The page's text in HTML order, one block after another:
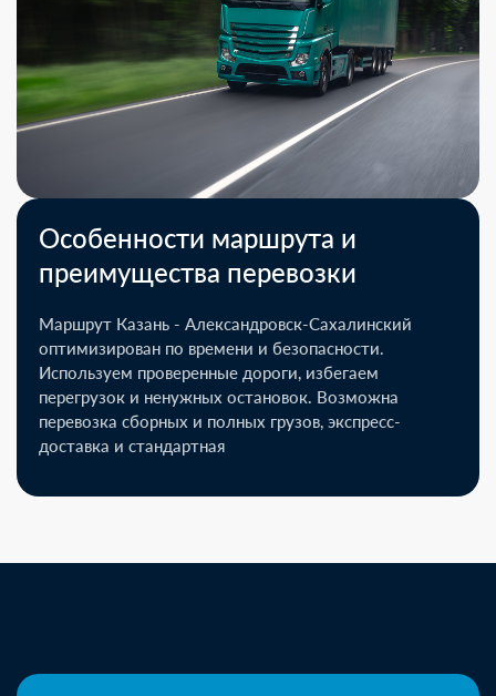
Особенности маршрута и
преимущества перевозки
Маршрут Казань - Александровск-Сахалинский
оптимизирован по времени и безопасности.
Используем проверенные дороги, избегаем
перегрузок и ненужных остановок. Возможна
перевозка сборных и полных грузов, экспресс-
доставка и стандартная